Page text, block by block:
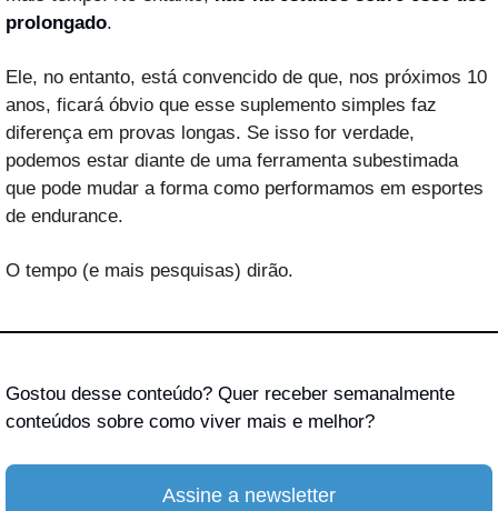
prolongado.
Ele, no entanto, está convencido de que, nos próximos 10
anos, ficará óbvio que esse suplemento simples faz
diferença em provas longas. Se isso for verdade,
podemos estar diante de uma ferramenta subestimada
que pode mudar a forma como performamos em esportes
de endurance.
O tempo (e mais pesquisas) dirão.
Gostou desse conteúdo? Quer receber semanalmente
conteúdos sobre como viver mais e melhor?
Assine a newsletter